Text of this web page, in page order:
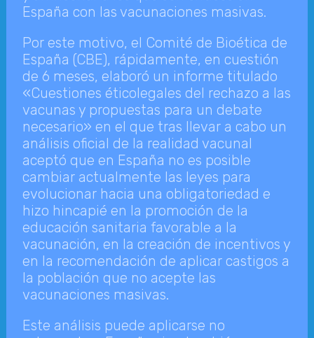
España con las vacunaciones masivas.
Por este motivo, el Comité de Bioética de
España (CBE), rápidamente, en cuestión
de 6 meses, elaboró un informe titulado
«Cuestiones éticolegales del rechazo a las
vacunas y propuestas para un debate
necesario» en el que tras llevar a cabo un
análisis oficial de la realidad vacunal
aceptó que en España no es posible
cambiar actualmente las leyes para
evolucionar hacia una obligatoriedad e
hizo hincapié en la promoción de la
educación sanitaria favorable a la
vacunación, en la creación de incentivos y
en la recomendación de aplicar castigos a
la población que no acepte las
vacunaciones masivas.
Este análisis puede aplicarse no